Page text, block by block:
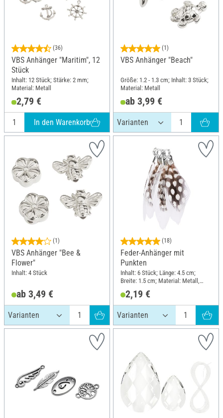
(36)
VBS Anhänger "Maritim", 12
Stück
Inhalt: 12 Stück; Stärke: 2 mm;
Material: Metall
2,79 €
In den Warenkorb
(1)
VBS Anhänger "Beach"
Größe: 1.2 - 1.3 cm; Inhalt: 3 Stück;
Material: Metall
ab 3,99 €
(1)
VBS Anhänger "Bee &
Flower"
Inhalt: 4 Stück
ab 3,49 €
(18)
Feder-Anhänger mit
Punkten
Inhalt: 6 Stück; Länge: 4.5 cm;
Breite: 1.5 cm; Material: Metall,
2,19 €